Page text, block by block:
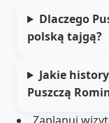
Dlaczego
polską tajgą?
Jakie
Puszczą